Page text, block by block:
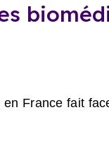
France fait